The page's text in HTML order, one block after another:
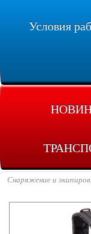
Условия
Снаряжение и